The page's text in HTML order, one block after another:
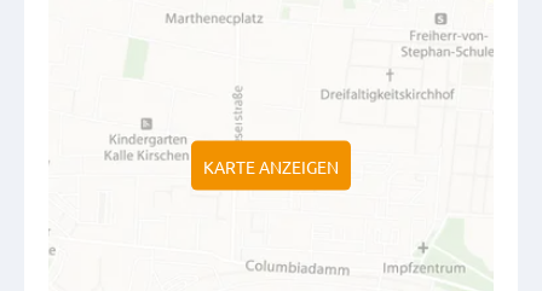
KARTE ANZEIGEN